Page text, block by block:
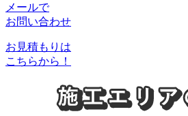
メールで
お問い合わせ
お見積もりは
こちらから！